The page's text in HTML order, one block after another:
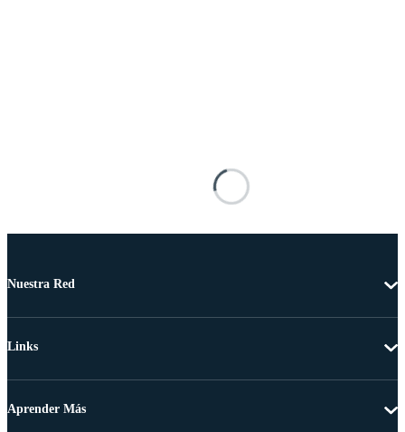
Nuestra Red
Links
Aprender Más